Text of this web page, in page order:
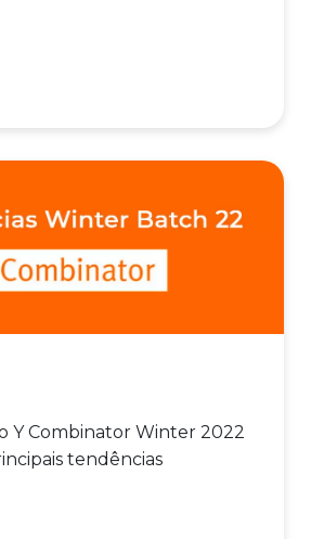
Y Combinator Winter 2022
tendências